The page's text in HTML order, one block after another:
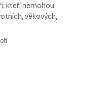
kteří nemohou
věkových,